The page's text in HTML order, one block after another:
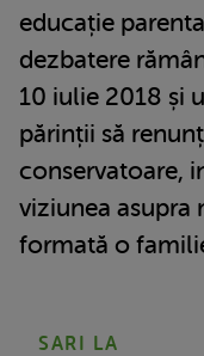
educație
dezbatere
10 iulie 2018 și
părinții să
conservatoare,
viziunea asupra
formată o
SARI LA